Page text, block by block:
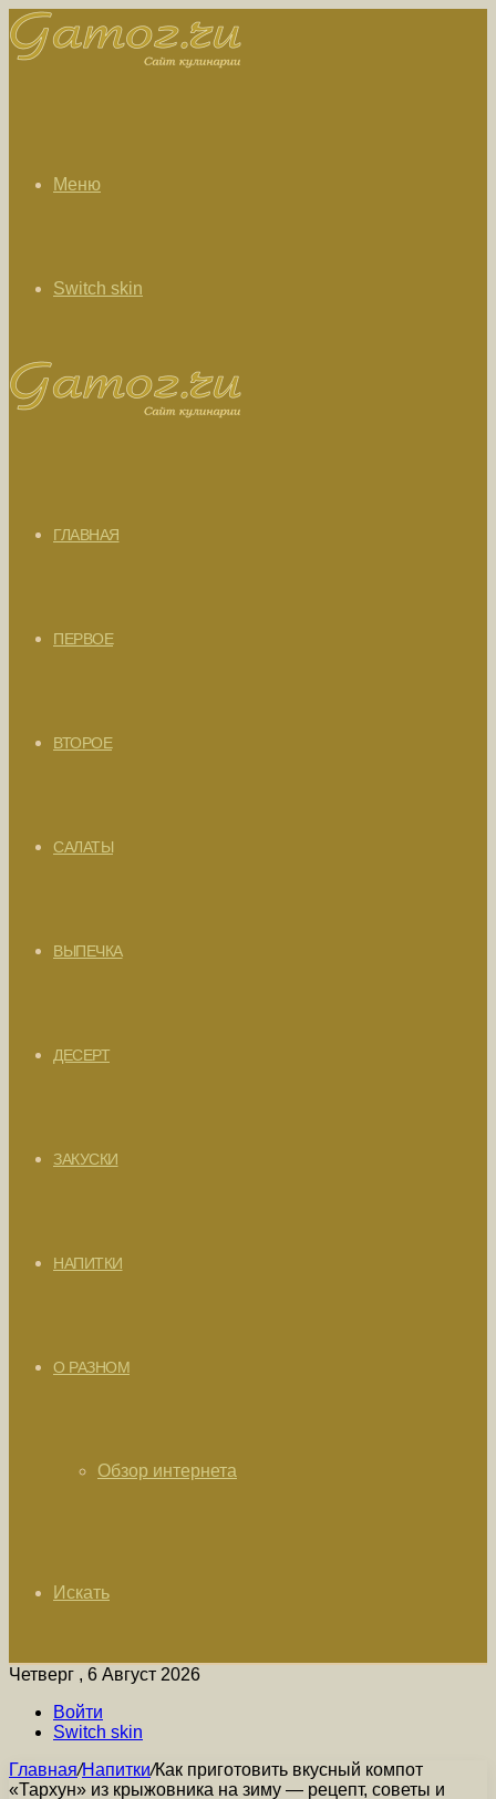
Меню
Switch skin
ГЛАВНАЯ
ПЕРВОЕ
ВТОРОЕ
САЛАТЫ
ВЫПЕЧКА
ДЕСЕРТ
ЗАКУСКИ
НАПИТКИ
О РАЗНОМ
Обзор интернета
Искать
Четверг , 6 Август 2026
Войти
Switch skin
Главная/Напитки/Как приготовить вкусный компот
«Тархун» из крыжовника на зиму — рецепт, советы и